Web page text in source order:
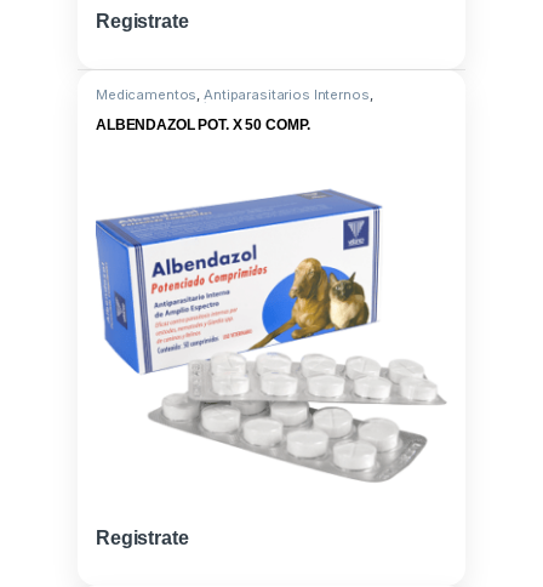
Registrate
Medicamentos Antiparasitarios Internos
Albendazol 500/ Prazicuantel 50
ALBENDAZOL POT. X 50 COMP.
Registrate